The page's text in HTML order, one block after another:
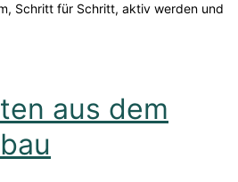
Schritt für Schritt, aktiv werden und
aus dem